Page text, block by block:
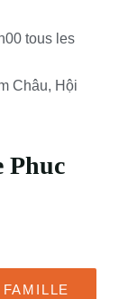
tous les
Châu, Hội
Phuc